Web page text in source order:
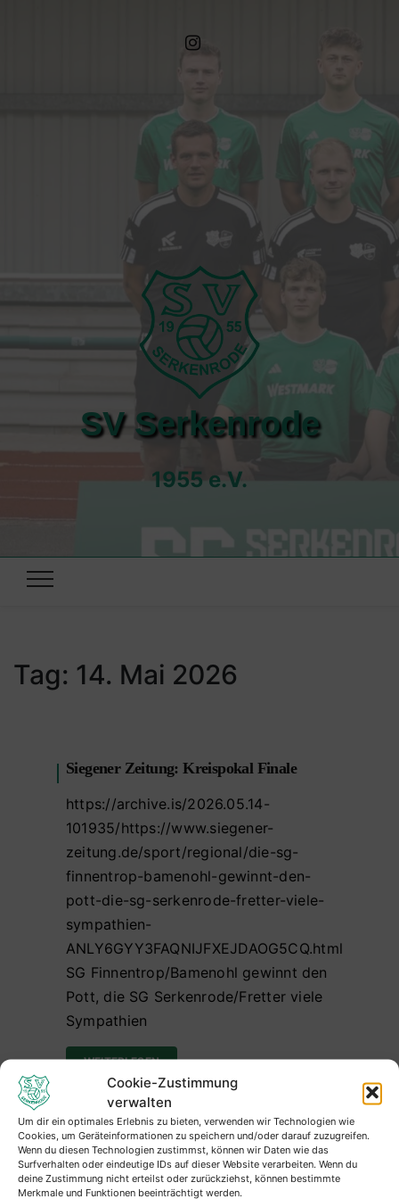
Cookie-Zustimmung
verwalten
Um dir ein optimales Erlebnis zu bieten, verwenden wir Technologien wie
Cookies, um Geräteinformationen zu speichern und/oder darauf zuzugreifen.
Wenn du diesen Technologien zustimmst, können wir Daten wie das
Surfverhalten oder eindeutige IDs auf dieser Website verarbeiten. Wenn du
deine Zustimmung nicht erteilst oder zurückziehst, können bestimmte
Merkmale und Funktionen beeinträchtigt werden.
SV Serkenrode
1955 e.V.
Tag: 14. Mai 2026
Siegener Zeitung: Kreispokal Finale
https://archive.is/2026.05.14-
101935/https://www.siegener-
zeitung.de/sport/regional/die-sg-
finnentrop-bamenohl-gewinnt-den-
pott-die-sg-serkenrode-fretter-viele-
sympathien-
ANLY6GYY3FAQNIJFXEJDAOG5CQ.html
SG Finnentrop/Bamenohl gewinnt den
Pott, die SG Serkenrode/Fretter viele
Sympathien
WEITERLESEN
Lokalplus zum Krombacher Kreispokal
Finale